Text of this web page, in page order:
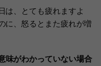
は、とても疲れますよ
に、怒るとまた疲れが増
味がわかっていない場合